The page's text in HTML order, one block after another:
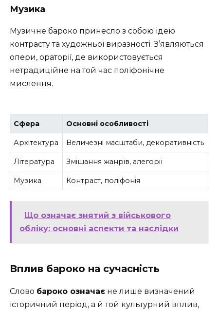
Музика
Музичне бароко принесло з собою ідею
контрасту та художньої виразності. З’являються
опери, ораторії, де використовується
нетрадиційне на той час поліфонічне
мислення.
Сфера Основні особливості
Архітектура Величезні масштаби, декоративність
Література Змішання жанрів, алегорії
Музика Контраст, поліфонія
Що означає знятий з військового
обліку: основні аспекти та наслідки
Вплив бароко на сучасність
Слово бароко означає не лише визначений
історичний період, а й той культурний вплив,